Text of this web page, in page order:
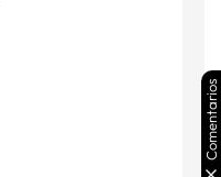
Comentarios